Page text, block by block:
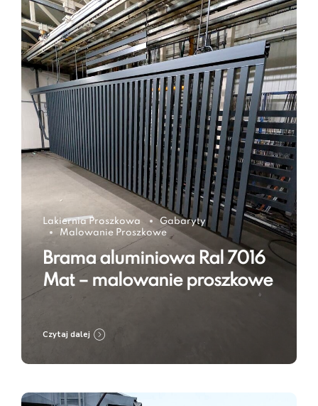
Lakiernia Proszkowa
Gabaryty
Malowanie Proszkowe
Brama aluminiowa Ral 7016
Mat – malowanie proszkowe
Czytaj dalej